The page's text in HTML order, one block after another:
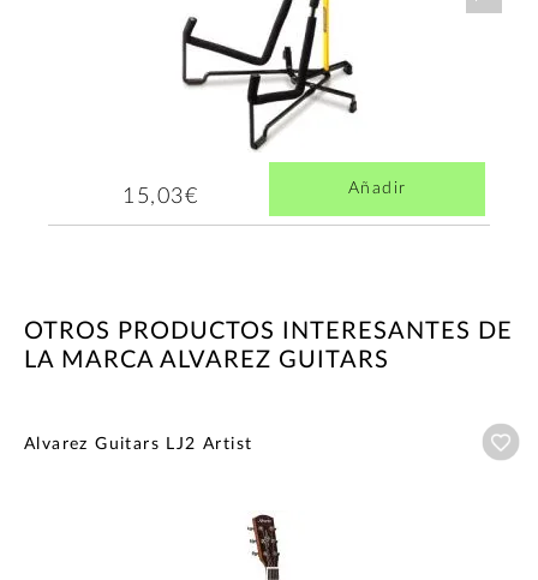
15,03€ Añadir
OTROS PRODUCTOS INTERESANTES DE
LA MARCA ALVAREZ GUITARS
Alvarez Guitars LJ2 Artist